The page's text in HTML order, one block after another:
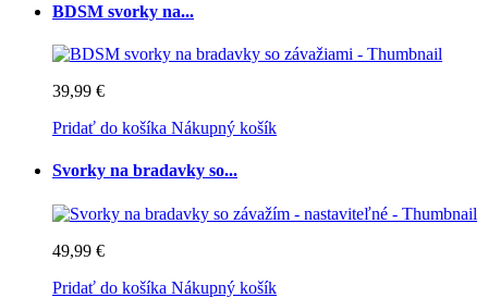
BDSM svorky na...
39,99 €
Pridať do košíka Nákupný košík
Svorky na bradavky so...
49,99 €
Pridať do košíka Nákupný košík